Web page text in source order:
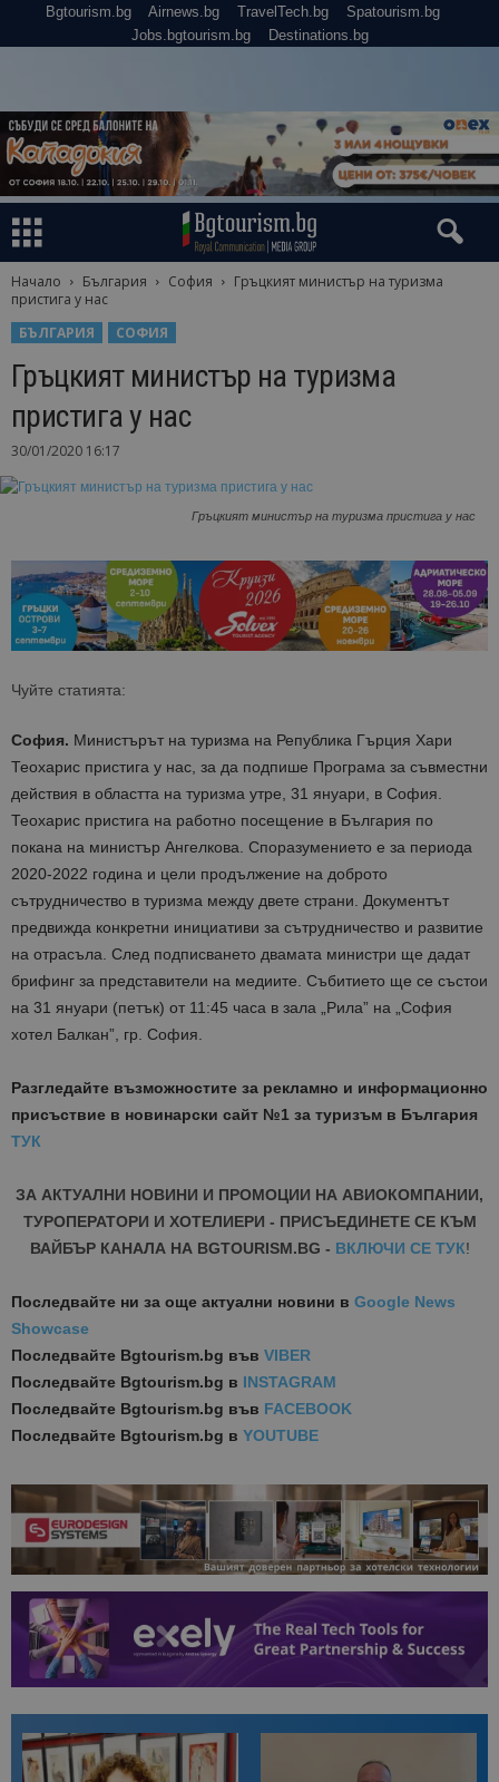
Bgtourism.bg Airnews.bg TravelTech.bg
Spatourism.bg
Jobs.bgtourism.bg
Destinations.bg
Начало България София
Гръцкият министър на туризма
пристига у нас
БЪЛГАРИЯ
СОФИЯ
Гръцкият министър на туризма
пристига у нас
30/01/2020 16:17
Гръцкият министър на туризма пристига у нас
Чуйте статията:
София. Министърът на туризма на Република Гърция Хари
Теохарис пристига у нас, за да подпише Програма за съвместни
действия в областта на туризма утре, 31 януари, в София.
Теохарис пристига на работно посещение в България по
покана на министър Ангелкова. Споразумението е за периода
2020-2022 година и цели продължение на доброто
сътрудничество в туризма между двете страни. Документът
предвижда конкретни инициативи за сътрудничество и развитие
на отрасъла. След подписването двамата министри ще дадат
брифинг за представители на медиите. Събитието ще се състои
на 31 януари (петък) от 11:45 часа в зала „Рила” на „София
хотел Балкан”, гр. София.
Разгледайте възможностите за рекламно и информационно
присъствие в новинарски сайт №1 за туризъм в България
ТУК
ЗА АКТУАЛНИ НОВИНИ И ПРОМОЦИИ НА АВИОКОМПАНИИ,
ТУРОПЕРАТОРИ И ХОТЕЛИЕРИ - ПРИСЪЕДИНЕТЕ СЕ КЪМ
ВАЙБЪР КАНАЛА НА BGTOURISM.BG - ВКЛЮЧИ СЕ ТУК!
Последвайте ни за още актуални новини в Google News
Showcase
Последвайте Bgtourism.bg във VIBER
Последвайте Bgtourism.bg в INSTAGRAM
Последвайте Bgtourism.bg във FACEBOOK
Последвайте Bgtourism.bg в YOUTUBE